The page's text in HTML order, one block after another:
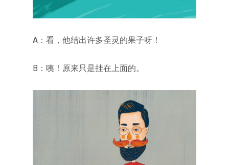
A：看，他结出许多圣灵的果子呀！
B：咦！原来只是挂在上面的。